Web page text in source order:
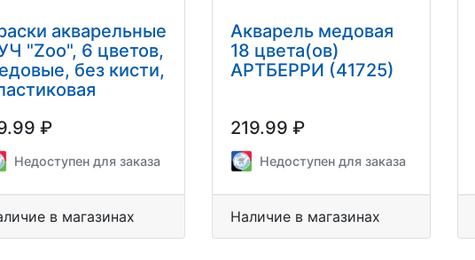
акварельные
"Zoo", 6 цветов,
без кисти,
₽
Недоступен для заказа
в магазинах
Акварель медовая
18 цвета(ов)
АРТБЕРРИ (41725)
219.99 ₽
Недоступен для заказа
Наличие в магазинах